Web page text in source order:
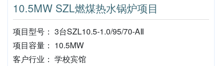
10.5MW SZL燃煤热水锅炉项目
项目型号： 3台SZL10.5-1.0/95/70-AⅡ
项目容量： 10.5MW
客户行业： 学校宾馆